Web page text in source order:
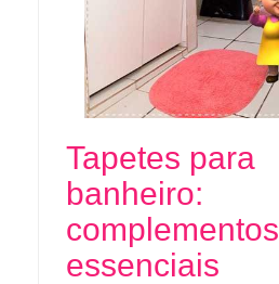
Tapetes para
banheiro:
complementos
essenciais